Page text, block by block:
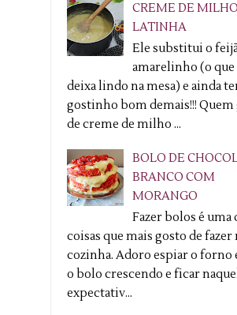
CREME DE
LATINHA
Ele substitui o
amarelinho (o que
deixa lindo na mesa) e ainda
gostinho bom demais!!! Quem
de creme de milho ...
BOLO DE
BRANCO COM
MORANGO
Fazer bolos é uma
coisas que mais gosto de fazer
cozinha. Adoro espiar o forno
o bolo crescendo e ficar
expectativ...